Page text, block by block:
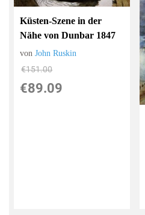
Küsten-Szene in der
Nähe von Dunbar 1847
vonJohn Ruskin
€151.00
€89.09